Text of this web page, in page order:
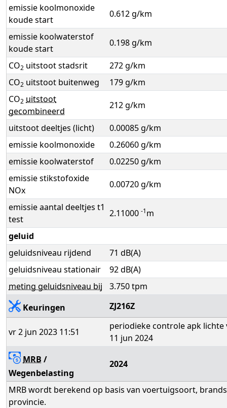
emissie koolmonoxide
koude start
0.612 g/km
emissie koolwaterstof
koude start
0.198 g/km
CO2 uitstoot stadsrit
272 g/km
CO2 uitstoot buitenweg
179 g/km
CO2 uitstoot
gecombineerd
212 g/km
uitstoot deeltjes (licht)
0.00085 g/km
emissie koolmonoxide
0.26060 g/km
emissie koolwaterstof
0.02250 g/km
emissie stikstofoxide
NOx
0.00720 g/km
emissie aantal deeltjes t1
test
2.11000 -1m
geluid
geluidsniveau rijdend
71 dB(A)
geluidsniveau stationair
92 dB(A)
meting geluidsniveau bij
3.750 tpm
Keuringen
ZJ216Z
vr 2 jun 2023 11:51
periodieke controle apk
11 jun 2024
MRB /
Wegenbelasting
2024
MRB wordt berekend op basis van voertuigsoort,
provincie.